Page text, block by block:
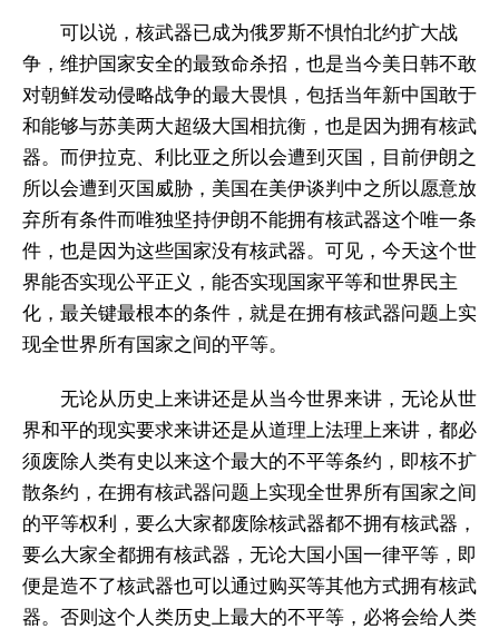
可以说，核武器已成为俄罗斯不惧怕北约扩大战
争，维护国家安全的最致命杀招，也是当今美日韩不敢
对朝鲜发动侵略战争的最大畏惧，包括当年新中国敢于
和能够与苏美两大超级大国相抗衡，也是因为拥有核武
器。而伊拉克、利比亚之所以会遭到灭国，目前伊朗之
所以会遭到灭国威胁，美国在美伊谈判中之所以愿意放
弃所有条件而唯独坚持伊朗不能拥有核武器这个唯一条
件，也是因为这些国家没有核武器。可见，今天这个世
界能否实现公平正义，能否实现国家平等和世界民主
化，最关键最根本的条件，就是在拥有核武器问题上实
现全世界所有国家之间的平等。
无论从历史上来讲还是从当今世界来讲，无论从世
界和平的现实要求来讲还是从道理上法理上来讲，都必
须废除人类有史以来这个最大的不平等条约，即核不扩
散条约，在拥有核武器问题上实现全世界所有国家之间
的平等权利，要么大家都废除核武器都不拥有核武器，
要么大家全都拥有核武器，无论大国小国一律平等，即
便是造不了核武器也可以通过购买等其他方式拥有核武
器。否则这个人类历史上最大的不平等，必将会给人类